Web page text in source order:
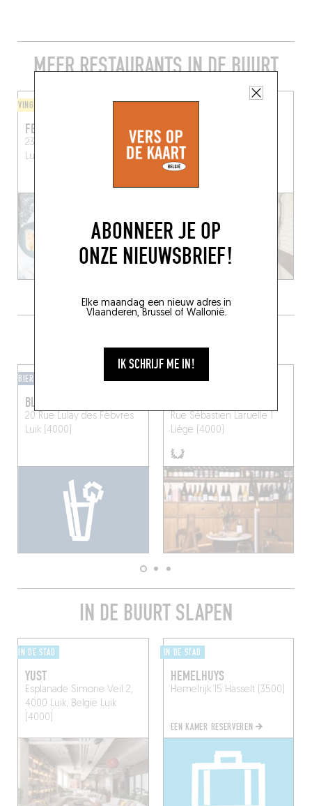
ABONNEER JE OP
ONZE NIEUWSBRIEF!
Elke maandag een nieuw adres in
Vlaanderen, Brussel of Wallonië.
IK SCHRIJF ME IN!
MEER RESTAURANTS IN DE BUURT
VINGERAFLIKLEKKER
FESTIN
238a Boulevard d'Avroy
Luik (4000)
ITALIAANS
LA CANTINETTA
191 Rue Haute-Wez
(4030)
BIERCAFÉ
BLAES BY BARTHO
20 Rue Lulay des Fèbvres
Luik (4000)
WIJNBAR
Rue Sébastien Laruelle 1
Liège (4000)
IN DE BUURT SLAPEN
IN DE STAD
YUST
Esplanade Simone Veil 2,
4000 Luik, België Luik
(4000)
IN DE STAD
HEMELHUYS
Hemelrijk 15 Hasselt (3500)
EEN KAMER RESERVEREN